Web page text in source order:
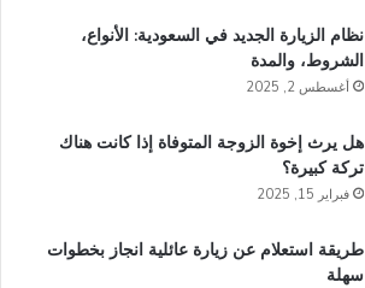
نظام الزيارة الجديد في السعودية: الأنواع،
الشروط، والمدة
أغسطس 2, 2025
هل يرث إخوة الزوجة المتوفاة إذا كانت هناك
تركة كبيرة؟
فبراير 15, 2025
طريقة استعلام عن زيارة عائلية انجاز​ بخطوات
سهلة